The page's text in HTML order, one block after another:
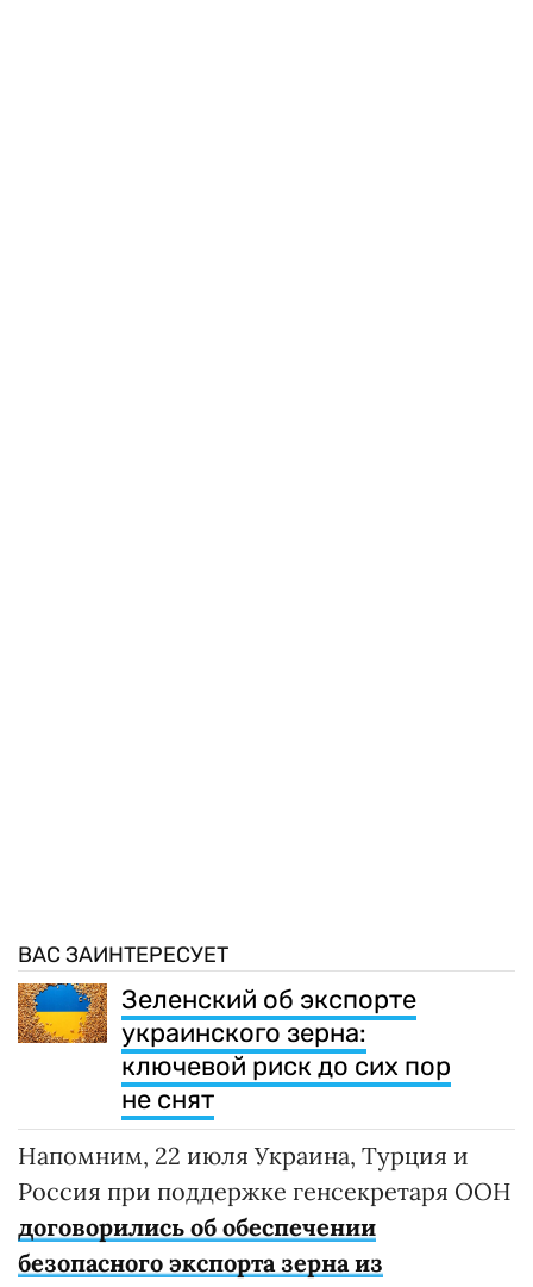
ВАС ЗАИНТЕРЕСУЕТ
Зеленский об экспорте
украинского зерна:
ключевой риск до сих пор
не снят
Напомним, 22 июля Украина, Турция и
Россия при поддержке генсекретаря ООН
договорились об обеспечении
безопасного экспорта зерна из